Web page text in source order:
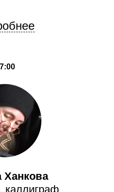
Ханкова
каллиграф